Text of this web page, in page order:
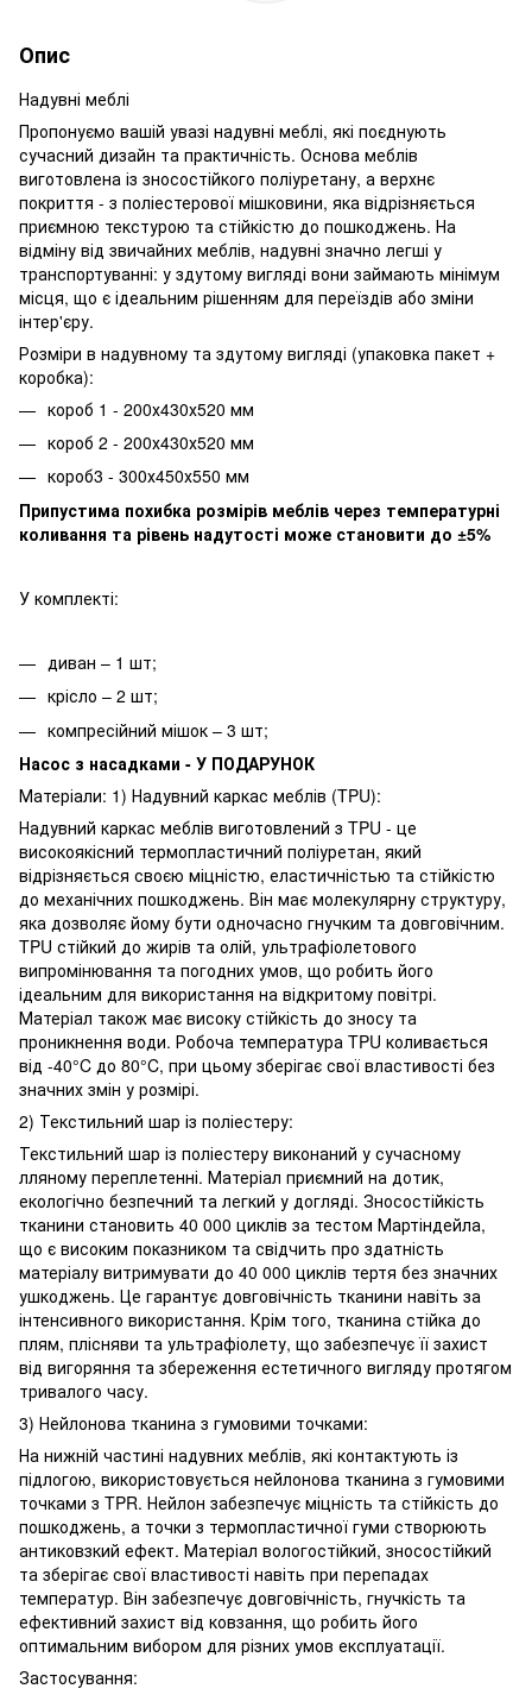
Опис
Надувні меблі
Пропонуємо вашій увазі надувні меблі, які поєднують
сучасний дизайн та практичність. Основа меблів
виготовлена із зносостійкого поліуретану, а верхнє
покриття - з поліестерової мішковини, яка відрізняється
приємною текстурою та стійкістю до пошкоджень. На
відміну від звичайних меблів, надувні значно легші у
транспортуванні: у здутому вигляді вони займають мінімум
місця, що є ідеальним рішенням для переїздів або зміни
інтер'єру.
Розміри в надувному та здутому вигляді (упаковка пакет +
коробка):
короб 1 - 200х430х520 мм
короб 2 - 200х430х520 мм
короб3 - 300х450х550 мм
Припустима похибка розмірів меблів через температурні
коливання та рівень надутості може становити до ±5%
У комплекті:
диван – 1 шт;
крісло – 2 шт;
компресійний мішок – 3 шт;
Насос з насадками - У ПОДАРУНОК
Матеріали: 1) Надувний каркас меблів (TPU):
Надувний каркас меблів виготовлений з TPU - це
високоякісний термопластичний поліуретан, який
відрізняється своєю міцністю, еластичністью та стійкістю
до механічних пошкоджень. Він має молекулярну структуру,
яка дозволяє йому бути одночасно гнучким та довговічним.
TPU стійкий до жирів та олій, ультрафіолетового
випромінювання та погодних умов, що робить його
ідеальним для використання на відкритому повітрі.
Матеріал також має високу стійкість до зносу та
проникнення води. Робоча температура TPU коливається
від -40°C до 80°C, при цьому зберігає свої властивості без
значних змін у розмірі.
2) Текстильний шар із поліестеру:
Текстильний шар із поліестеру виконаний у сучасному
лляному переплетенні. Матеріал приємний на дотик,
екологічно безпечний та легкий у догляді. Зносостійкість
тканини становить 40 000 циклів за тестом Мартіндейла,
що є високим показником та свідчить про здатність
матеріалу витримувати до 40 000 циклів тертя без значних
ушкоджень. Це гарантує довговічність тканини навіть за
інтенсивного використання. Крім того, тканина стійка до
плям, плісняви та ультрафіолету, що забезпечує її захист
від вигоряння та збереження естетичного вигляду протягом
тривалого часу.
3) Нейлонова тканина з гумовими точками:
На нижній частині надувних меблів, які контактують із
підлогою, використовується нейлонова тканина з гумовими
точками з TPR. Нейлон забезпечує міцність та стійкість до
пошкоджень, а точки з термопластичної гуми створюють
антиковзкий ефект. Матеріал вологостійкий, зносостійкий
та зберігає свої властивості навіть при перепадах
температур. Він забезпечує довговічність, гнучкість та
ефективний захист від ковзання, що робить його
оптимальним вибором для різних умов експлуатації.
Застосування: